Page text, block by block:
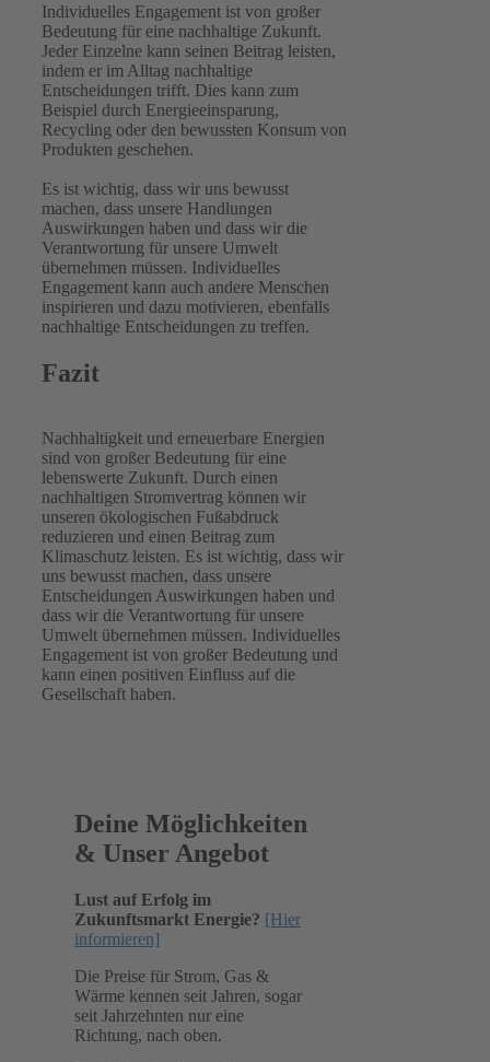
Individuelles Engagement ist von großer
Bedeutung für eine nachhaltige Zukunft.
Jeder Einzelne kann seinen Beitrag leisten,
indem er im Alltag nachhaltige
Entscheidungen trifft. Dies kann zum
Beispiel durch Energieeinsparung,
Recycling oder den bewussten Konsum von
Produkten geschehen.
Es ist wichtig, dass wir uns bewusst
machen, dass unsere Handlungen
Auswirkungen haben und dass wir die
Verantwortung für unsere Umwelt
übernehmen müssen. Individuelles
Engagement kann auch andere Menschen
inspirieren und dazu motivieren, ebenfalls
nachhaltige Entscheidungen zu treffen.
Fazit
Nachhaltigkeit und erneuerbare Energien
sind von großer Bedeutung für eine
lebenswerte Zukunft. Durch einen
nachhaltigen Stromvertrag können wir
unseren ökologischen Fußabdruck
reduzieren und einen Beitrag zum
Klimaschutz leisten. Es ist wichtig, dass wir
uns bewusst machen, dass unsere
Entscheidungen Auswirkungen haben und
dass wir die Verantwortung für unsere
Umwelt übernehmen müssen. Individuelles
Engagement ist von großer Bedeutung und
kann einen positiven Einfluss auf die
Gesellschaft haben.
Deine Möglichkeiten
& Unser Angebot
Lust auf Erfolg im
Zukunftsmarkt Energie? [Hier
informieren]
Die Preise für Strom, Gas &
Wärme kennen seit Jahren, sogar
seit Jahrzehnten nur eine
Richtung, nach oben.